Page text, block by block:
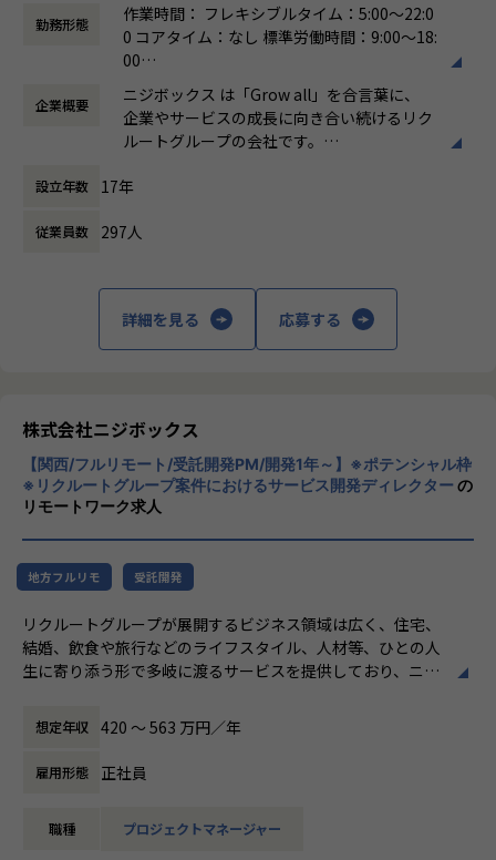
★ニジボックスでのワークスタイルが分かる、ブログ記事も
ご参照ください
メンバーや社内の雰囲気、自由に学べてスキルアップできる
環境を感じていただけたら
嬉しいです！
・【社員インタビュー】Wantedly...https://www.wantedly.c
・【メンバー執筆】Qiita...https://qiita.com/organization
・【オフィシャルブログ】…https://nijibox.jp/blog/
【業務の変更の範囲】
事業、ユーザー部門の担当者、プランナーと協業し、以下の
業務を担当いただきます。
＜企画・要件定義フェーズ＞
プロジェクトのQCDに責任を持ち、開発プロジェクトを推進
いただきます。
の整理
- エンジニアへの仕様説明
- ユーザーに向けてのコミュニケーション設計
- リリース後の様々なリスクへの対応計画
やりがい/魅力/醍醐味
現場ではただ指示された業務を行うのではなく、プロジェク
トの目的をふまえKPIを達成するためにどのような施策を行
定までに幅広く関わる機会があります。
て業務を経験することは、個人として今後のキャリアアップ
にも繋げていただける大きな成長機会です。
ができる体制が整っています。
ナレッジ向上施策として、動画、書籍等の学習教材の購入や
カンファレンス参加を会社負担でサポート。
さらに、業界の牽引者をメンターとして招いた講習など、ト
す。
勤務形態
作業時間： フレキシブルタイム：5:00～22:0
0 コアタイム：なし 標準労働時間：9:00〜18:
00
フルフレックス制
時間外労働の有無： 有（月平均5時間～10時
間）
休憩時間： 60分
企業概要
ニジボックス は「Grow all」を合言葉に、
企業やサービスの成長に向き合い続けるリク
ルートグループの会社です。
ングなどを通じて、お客様のビジネスに伴走
私たちはこの言葉を企業のVisionとしていま
す。
とらえること。
期待を大きく超える新たな価値を共に創り出
すこと。皆さまがサービスの成長を志したと
きに、
真っ先にニジボックスを思い浮かべていただ
けることを目指しています。
設立年数 17年
従業員数 297人
詳細を見る 応募する
株式会社ニジボックス
【関西/フルリモート/受託開発PM/開発1年～】※ポテンシャル枠
※リクルートグループ案件におけるサービス開発ディレクターの
リモートワーク求人
地方フルリモ 受託開発
リクルートグループが展開するビジネス領域は広く、住宅、
結婚、飲食や旅行などのライフスタイル、人材等、ひとの人
生に寄り添う形で多岐に渡るサービスを提供しており、ニジ
ットペッパー、じゃらん、リクナビなどの国内最大級のメデ
ィアの開発ディレクションに従事する、開発ディレクターを
募集しています。
リクルートグループのプロダクト開発ディレクションをお任
想定年収 420 〜 563 万円／年
雇用形態 正社員
職種 プロジェクトマネージャー